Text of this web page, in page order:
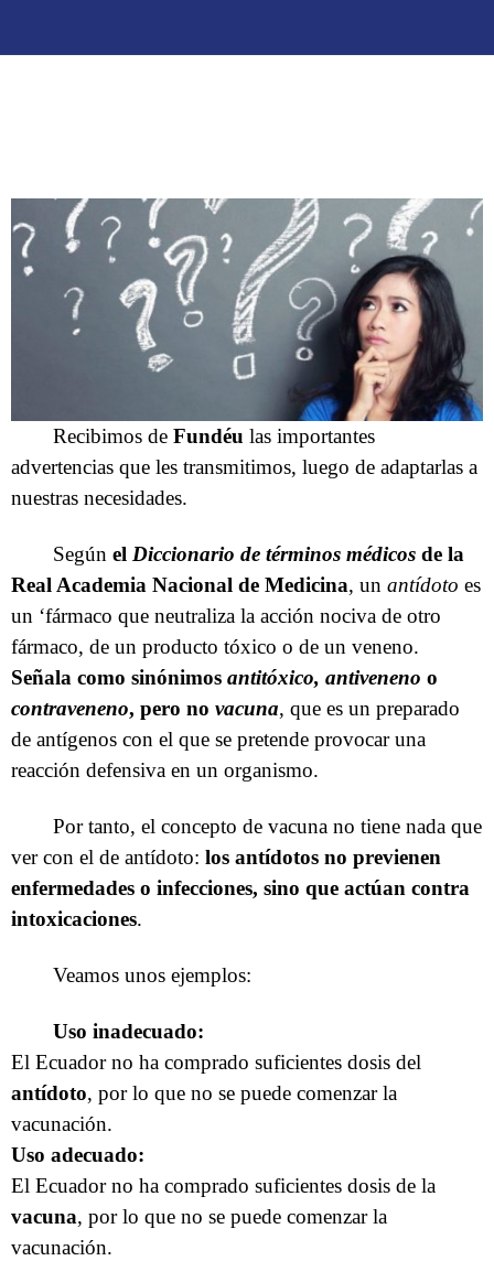
Recibimos deFundéu las importantes
advertencias que les transmitimos, luego de adaptarlas a
nuestras necesidades.
SegúnelDiccionario de términos médicos de la
Real Academia Nacional de Medicina, un antídoto es
un ‘fármaco que neutraliza la acción nociva de otro
fármaco, de un producto tóxico o de un veneno.
Señala como sinónimos antitóxico, antiveneno o
contraveneno, pero no vacuna, que es un preparado
de antígenos con el que se pretende provocar una
reacción defensiva en un organismo.
Por tanto, el concepto de vacuna no tiene nada que
ver con el de antídoto: los antídotos no previenen
enfermedades o infecciones, sino que actúan contra
intoxicaciones.
Veamos unos ejemplos:
Uso inadecuado:
El Ecuador no ha comprado suficientes dosis del
antídoto, por lo que no se puede comenzar la
vacunación.
Uso adecuado:
El Ecuador no ha comprado suficientes dosis de la
vacuna, por lo que no se puede comenzar la
vacunación.